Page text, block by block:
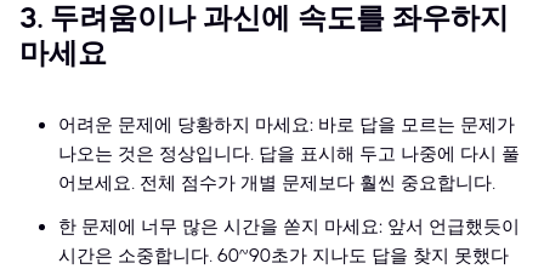
3. 두려움이나 과신에 속도를 좌우하지
마세요
어려운 문제에 당황하지 마세요: 바로 답을 모르는 문제가
나오는 것은 정상입니다. 답을 표시해 두고 나중에 다시 풀
어보세요. 전체 점수가 개별 문제보다 훨씬 중요합니다.
한 문제에 너무 많은 시간을 쏟지 마세요: 앞서 언급했듯이
시간은 소중합니다. 60~90초가 지나도 답을 찾지 못했다